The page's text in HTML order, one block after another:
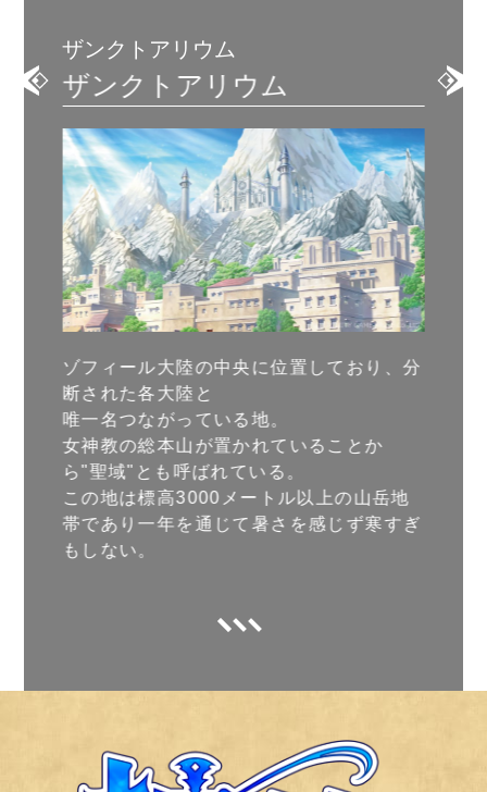
ザンクトアリウム
ザンクトアリウム
ゾフィール大陸の中央に位置しており、分
断された各大陸と
唯一名つながっている地。
女神教の総本山が置かれていることか
ら"聖域"とも呼ばれている。
この地は標高3000メートル以上の山岳地
帯であり一年を通じて暑さを感じず寒すぎ
もしない。